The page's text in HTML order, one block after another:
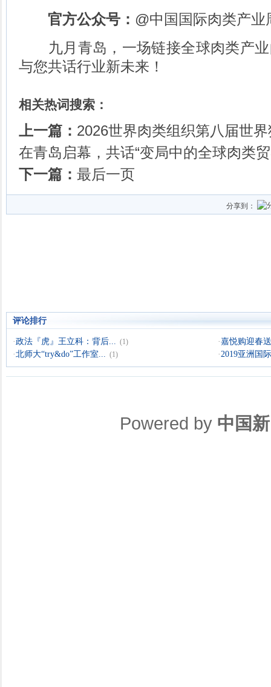
官方公众号： @中国国际肉类产业
九月青岛，一场链接全球肉类产业
与您共话行业新未来！
相关热词搜索：
上一篇： 2026世界肉类组织第八届世
在青岛启幕，共话“变局中的全球肉类贸
下一篇： 最后一页
分享到：
评论排行
·政法『虎』王立科：背后... (1) ·嘉悦购迎春
·北师大“try&do”工作室... (1) ·2019亚洲国
Powered by 中国